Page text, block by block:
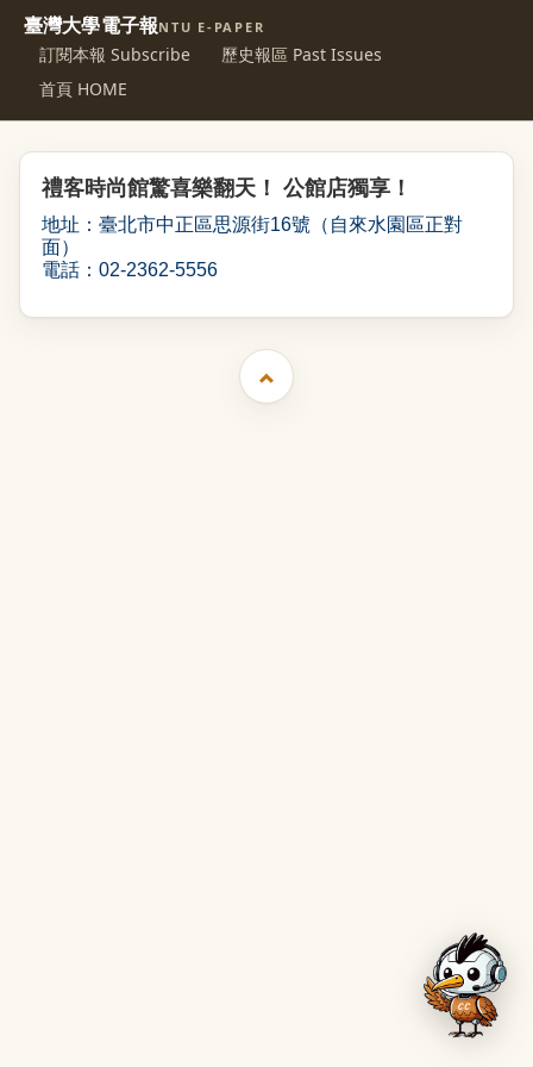
臺灣大學電子報NTU E-PAPER
訂閱本報 Subscribe
歷史報區 Past Issues
首頁 HOME
禮客時尚館驚喜樂翻天！ 公館店獨享！
地址：臺北市中正區思源街16號（自來水園區正對
面）
電話：02-2362-5556